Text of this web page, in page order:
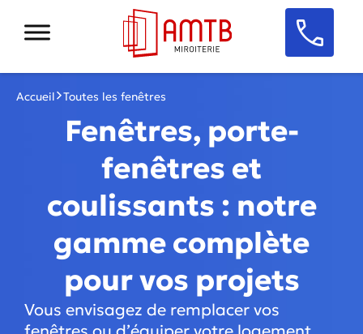
Accueil Toutes les fenêtres
Fenêtres, porte-
fenêtres et
coulissants : notre
gamme complète
pour vos projets
Vous envisagez de remplacer vos